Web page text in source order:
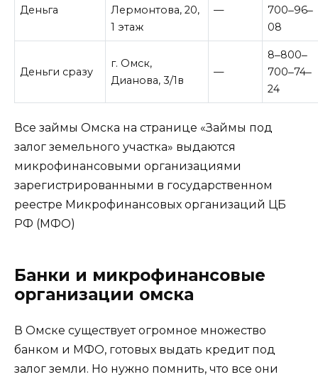
Деньга
Лермонтова, 20,
1 этаж
—
700‒96‒
08
Деньги сразу
г. Омск,
Дианова, 3/1в
—
8‒800‒
700‒74‒
24
Все займы Омска на странице «Займы под
залог земельного участка» выдаются
микрофинансовыми организациями
зарегистрированными в государственном
реестре Микрофинансовых организаций ЦБ
РФ (МФО)
Банки и микрофинансовые
организации омска
В Омске существует огромное множество
банком и МФО, готовых выдать кредит под
залог земли. Но нужно помнить, что все они